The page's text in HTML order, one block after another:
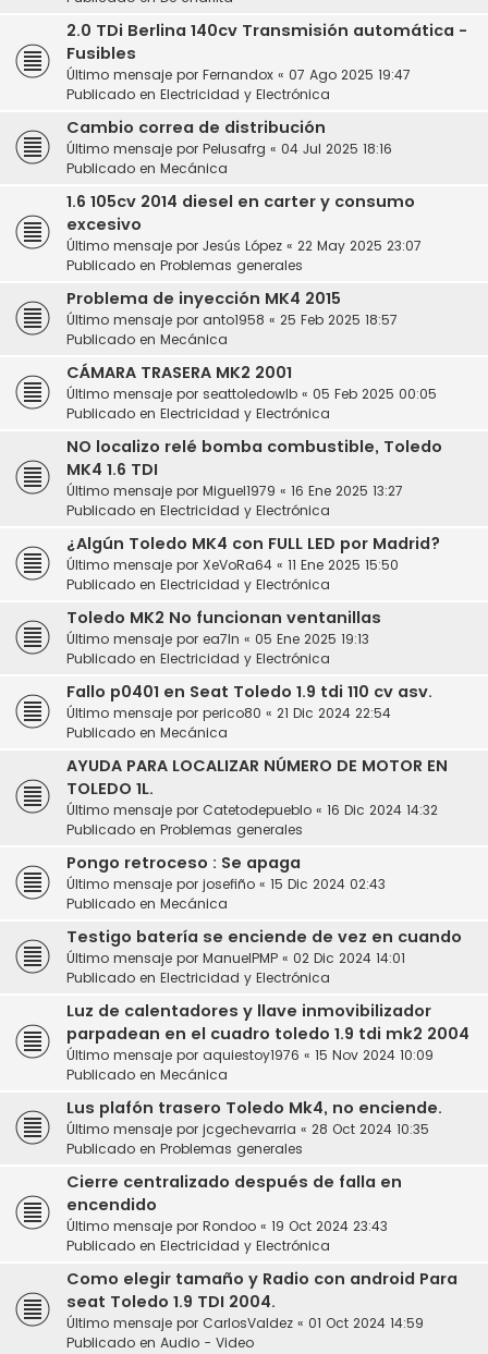
2.0 TDi Berlina 140cv Transmisión automática -
Fusibles
Último mensaje por Fernandox « 07 Ago 2025 19:47
Publicado en Electricidad y Electrónica
Cambio correa de distribución
Último mensaje por Pelusafrg « 04 Jul 2025 18:16
Publicado en Mecánica
1.6 105cv 2014 diesel en carter y consumo
excesivo
Último mensaje por Jesús López « 22 May 2025 23:07
Publicado en Problemas generales
Problema de inyección MK4 2015
Último mensaje por anto1958 « 25 Feb 2025 18:57
Publicado en Mecánica
CÁMARA TRASERA MK2 2001
Último mensaje por seattoledowlb « 05 Feb 2025 00:05
Publicado en Electricidad y Electrónica
NO localizo relé bomba combustible, Toledo
MK4 1.6 TDI
Último mensaje por Miguel1979 « 16 Ene 2025 13:27
Publicado en Electricidad y Electrónica
¿Algún Toledo MK4 con FULL LED por Madrid?
Último mensaje por XeVoRa64 « 11 Ene 2025 15:50
Publicado en Electricidad y Electrónica
Toledo MK2 No funcionan ventanillas
Último mensaje por ea7ln « 05 Ene 2025 19:13
Publicado en Electricidad y Electrónica
Fallo p0401 en Seat Toledo 1.9 tdi 110 cv asv.
Último mensaje por perico80 « 21 Dic 2024 22:54
Publicado en Mecánica
AYUDA PARA LOCALIZAR NÚMERO DE MOTOR EN
TOLEDO 1L.
Último mensaje por Catetodepueblo « 16 Dic 2024 14:32
Publicado en Problemas generales
Pongo retroceso : Se apaga
Último mensaje por josefiño « 15 Dic 2024 02:43
Publicado en Mecánica
Testigo batería se enciende de vez en cuando
Último mensaje por ManuelPMP « 02 Dic 2024 14:01
Publicado en Electricidad y Electrónica
Luz de calentadores y llave inmovibilizador
parpadean en el cuadro toledo 1.9 tdi mk2 2004
Último mensaje por aquiestoy1976 « 15 Nov 2024 10:09
Publicado en Mecánica
Lus plafón trasero Toledo Mk4, no enciende.
Último mensaje por jcgechevarria « 28 Oct 2024 10:35
Publicado en Problemas generales
Cierre centralizado después de falla en
encendido
Último mensaje por Rondoo « 19 Oct 2024 23:43
Publicado en Electricidad y Electrónica
Como elegir tamaño y Radio con android Para
seat Toledo 1.9 TDI 2004.
Último mensaje por CarlosValdez « 01 Oct 2024 14:59
Publicado en Audio - Video